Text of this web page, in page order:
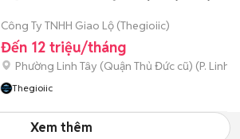
Công Ty TNHH Giao Lộ (Thegioiic)
Đến 12 triệu/tháng
Phường Linh Tây (Quận Thủ Đức cũ) (P. Linh
Thegioiic
Xem thêm